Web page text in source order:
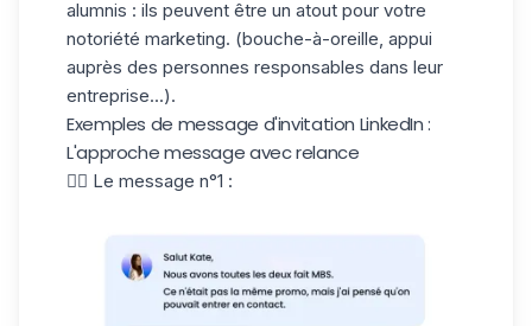
alumnis : ils peuvent être un atout pour votre
notoriété marketing. (bouche-à-oreille, appui
auprès des personnes responsables dans leur
entreprise...).
Exemples de message d'invitation LinkedIn :
L'approche message avec relance
👉🏼 Le message n°1 :